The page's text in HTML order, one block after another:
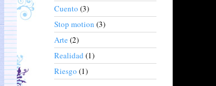
Cuento (3)
Stop motion (3)
Arte(2)
Realidad (1)
Riesgo (1)